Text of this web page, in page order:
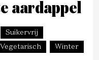
aardappel
Suikervrij
Vegetarisch Winter